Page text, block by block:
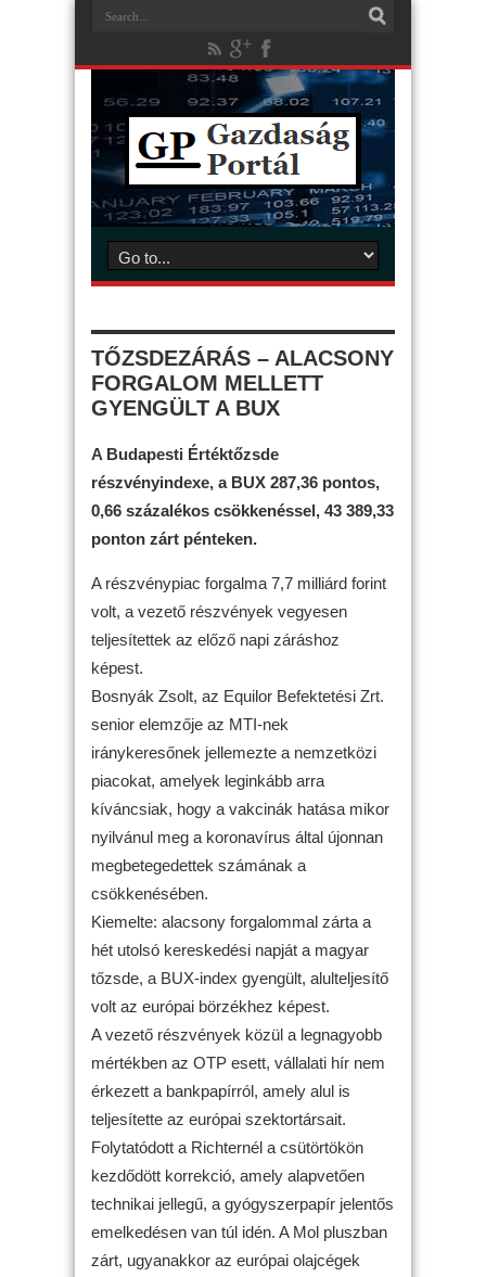
TŐZSDEZÁRÁS – ALACSONY
FORGALOM MELLETT
GYENGÜLT A BUX
A Budapesti Értéktőzsde
részvényindexe, a BUX 287,36 pontos,
0,66 százalékos csökkenéssel, 43 389,33
ponton zárt pénteken.
A részvénypiac forgalma 7,7 milliárd forint
volt, a vezető részvények vegyesen
teljesítettek az előző napi záráshoz
képest.
Bosnyák Zsolt, az Equilor Befektetési Zrt.
senior elemzője az MTI-nek
iránykeresőnek jellemezte a nemzetközi
piacokat, amelyek leginkább arra
kíváncsiak, hogy a vakcinák hatása mikor
nyilvánul meg a koronavírus által újonnan
megbetegedettek számának a
csökkenésében.
Kiemelte: alacsony forgalommal zárta a
hét utolsó kereskedési napját a magyar
tőzsde, a BUX-index gyengült, alulteljesítő
volt az európai börzékhez képest.
A vezető részvények közül a legnagyobb
mértékben az OTP esett, vállalati hír nem
érkezett a bankpapírról, amely alul is
teljesítette az európai szektortársait.
Folytatódott a Richternél a csütörtökön
kezdődött korrekció, amely alapvetően
technikai jellegű, a gyógyszerpapír jelentős
emelkedésen van túl idén. A Mol pluszban
zárt, ugyanakkor az európai olajcégek